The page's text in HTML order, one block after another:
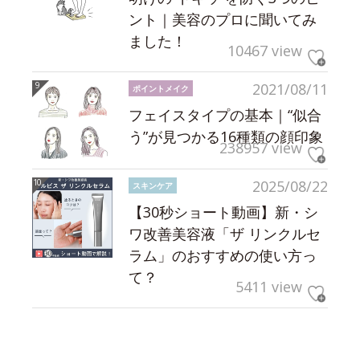
ント｜美容のプロに聞いてみ
ました！
10467 view
2021/08/11
ポイントメイク
フェイスタイプの基本｜“似合
う”が見つかる16種類の顔印象
238957 view
2025/08/22
スキンケア
【30秒ショート動画】新・シ
ワ改善美容液「ザ リンクルセ
ラム」のおすすめの使い方っ
て？
5411 view